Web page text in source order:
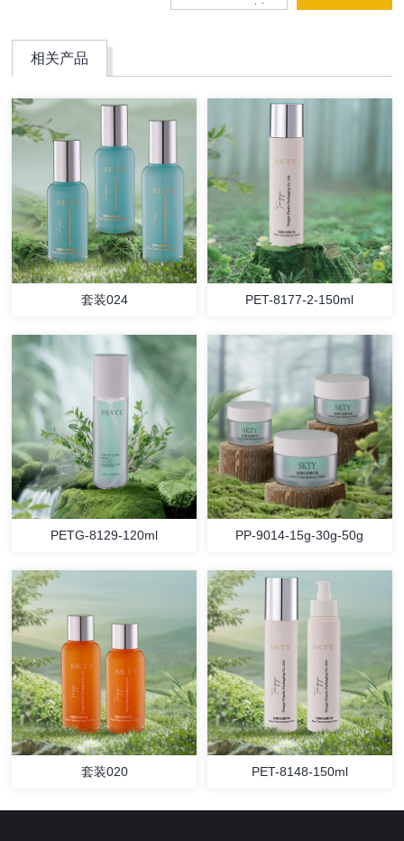
相关产品
套装024 PET-8177-2-150ml
PETG-8129-120ml PP-9014-15g-30g-50g
套装020 PET-8148-150ml